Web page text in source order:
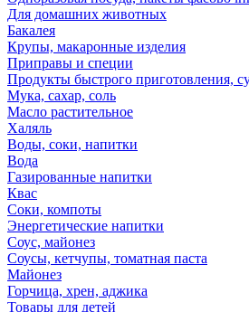
Для домашних животных
Бакалея
Крупы, макаронные изделия
Приправы и специи
Продукты быстрого приготовления,
Мука, сахар, соль
Масло растительное
Халяль
Воды, соки, напитки
Вода
Газированные напитки
Квас
Соки, компоты
Энергетические напитки
Соус, майонез
Соусы, кетчупы, томатная паста
Майонез
Горчица, хрен, аджика
Товары для детей